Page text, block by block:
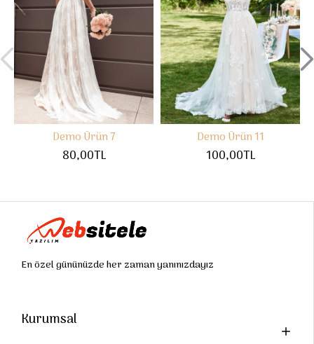
Demo Ürün 7
80,00TL
Demo Ürün 11
100,00TL
En özel gününüzde her zaman yanınızdayız
Kurumsal